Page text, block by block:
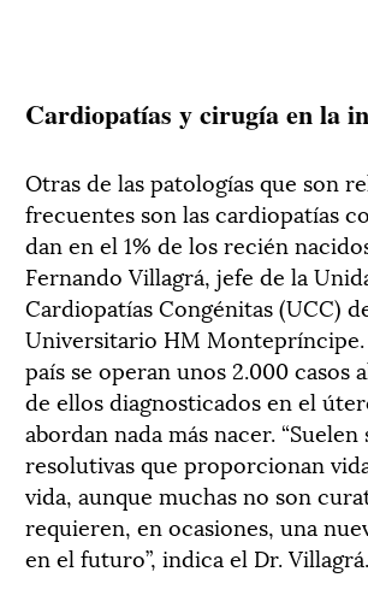
Cardiopatías y cirugía en la
Otras de las patologías que son
frecuentes son las cardiopatías
dan en el 1% de los recién
Fernando Villagrá, jefe de la
Cardiopatías Congénitas (UCC)
Universitario HM
país se operan unos 2.000 casos
de ellos diagnosticados en el
abordan nada más nacer.
resolutivas que proporcionan
vida, aunque muchas no son
requieren, en ocasiones, una
en el futuro”, indica el Dr. Villagrá.